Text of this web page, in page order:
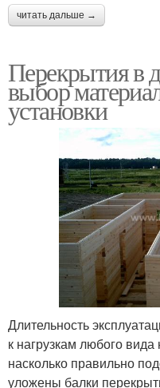
читать дальше →
Перекрытия в
выбор
установки
Длительность
к нагрузкам любого
насколько правильно
уложены балки